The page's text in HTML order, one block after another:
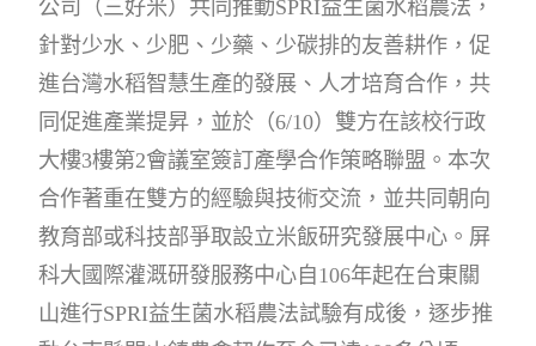
公司（三好米）共同推動SPRI益生菌水稻農法，
針對少水、少肥、少藥、少碳排的友善耕作，促
進台灣水稻智慧生產的發展、人才培育合作，共
同促進產業提昇，並於（6/10）雙方在該校行政
大樓3樓第2會議室簽訂產學合作策略聯盟。本次
合作著重在雙方的經驗與技術交流，並共同朝向
教育部或科技部爭取設立米飯研究發展中心。屏
科大國際灌溉研發服務中心自106年起在台東關
山進行SPRI益生菌水稻農法試驗有成後，逐步推